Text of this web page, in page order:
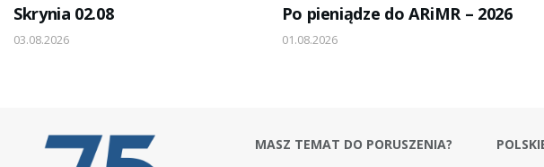
Skrynia 02.08
03.08.2026
Po pieniądze do ARiMR – 2026
01.08.2026
MASZ TEMAT DO PORUSZENIA?